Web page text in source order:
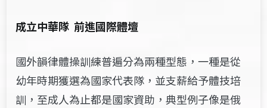
成立中華隊 前進國際體壇
國外韻律體操訓練普遍分為兩種型態，一種是從
幼年時期獲選為國家代表隊，並支薪給予體技培
訓，至成人為止都是國家資助，典型例子像是俄